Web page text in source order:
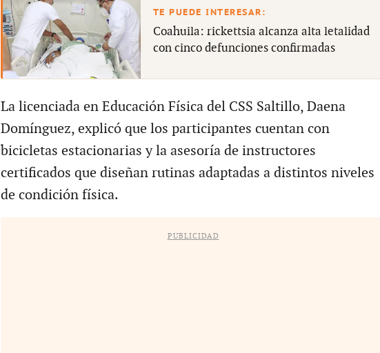
Coahuila: rickettsia alcanza alta letalidad
con cinco defunciones confirmadas
La licenciada en Educación Física del CSS Saltillo, Daena
Domínguez, explicó que los participantes cuentan con
bicicletas estacionarias y la asesoría de instructores
certificados que diseñan rutinas adaptadas a distintos niveles
de condición física.
PUBLICIDAD